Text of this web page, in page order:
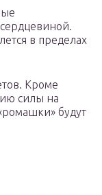
в пределах
Кроме
силы на
будут